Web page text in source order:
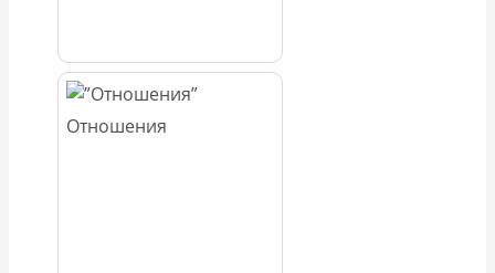
Отношения